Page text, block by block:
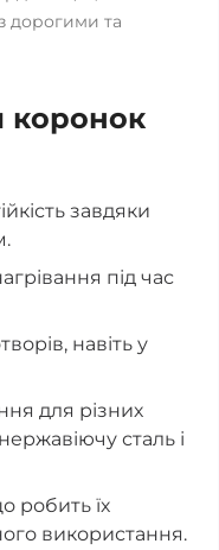
дорогими та
коронок
завдяки
під час
навіть у
для різних
сталь і
робить їх
використання.